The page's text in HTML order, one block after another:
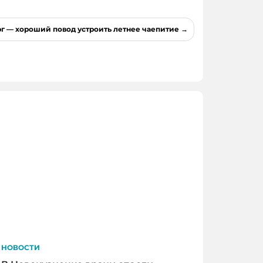
— хороший повод устроить летнее чаепитие
НОВОСТИ